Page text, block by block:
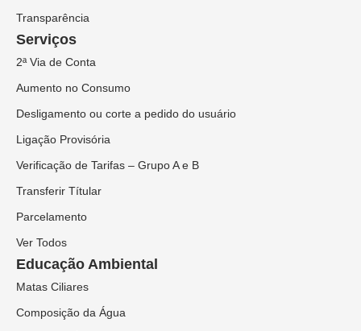
Transparência
Serviços
2ª Via de Conta
Aumento no Consumo
Desligamento ou corte a pedido do usuário
Ligação Provisória
Verificação de Tarifas – Grupo A e B
Transferir Títular
Parcelamento
Ver Todos
Educação Ambiental
Matas Ciliares
Composição da Água